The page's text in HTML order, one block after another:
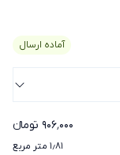
آماده ارسال
۹۰۶٬۰۰۰ تومانء
۱٫۸۱ متر مربع